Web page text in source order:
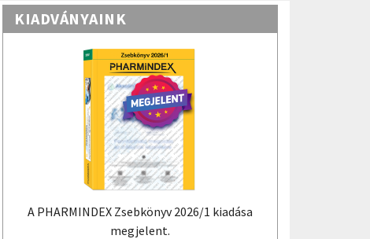
KIADVÁNYAINK
A PHARMINDEX Zsebkönyv 2026/1 kiadása
megjelent.